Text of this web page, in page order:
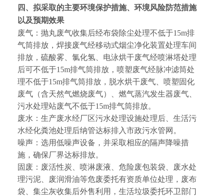
四、拟采取的主要环境保护措施、环境风险防范措施
以及预期效果
废气：抛丸废气收集后经布袋除尘处理不低于1 5m排
气筒排放 ，焊接废气经移动式烟尘净化装置处理车间
排放，硫酸雾、氯化氢、电泳烘干废气经喷淋塔处理
后可不低于1 5m排气筒排放 ，喷塑废气经脉冲滤筒处
理不低于1 5m排气筒排放 ，脱水烘干废气、喷塑固化
废气（含天然气燃烧废气）、燃气蒸汽发生器废气、
污水处理站废气不低于1 5m排气筒排放。
废水：生产废水经厂区污水处理设施处理后、生活污
水经化粪池处理后纳管达标排入市政污水管网。
噪声：选用低噪声设备，并采取相应的隔声降噪措
施，确保厂界达标排放。
固废： 废活性炭、喷淋废液、危险废包装袋、废水处
理污泥、废润滑油等危废委托有资质单位处理， 废布
袋、集尘灰收集后外售利用，生活垃圾委托环卫部门